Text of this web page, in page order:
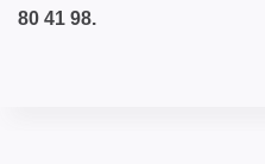
80 41 98.